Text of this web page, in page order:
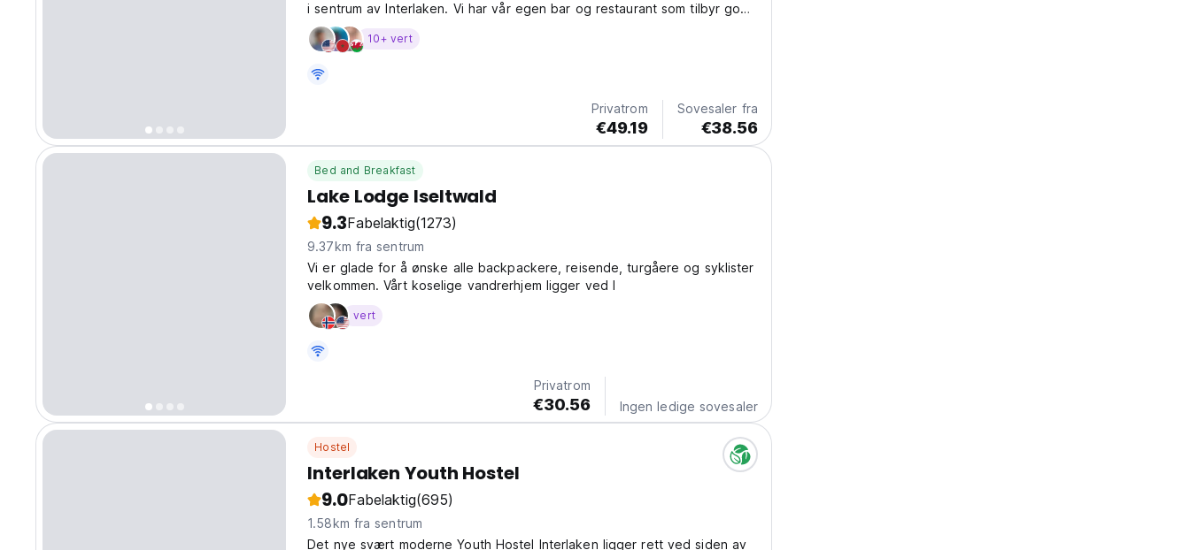
i sentrum av Interlaken. Vi har vår egen bar og restaurant som tilbyr god
mat og drikke til uslåelige priser
10+ vert
Privatrom
€49.19
Sovesaler fra
€38.56
Bed and Breakfast
Lake Lodge Iseltwald
9.3Fabelaktig(1273)
9.37km fra sentrum
Vi er glade for å ønske alle backpackere, reisende, turgåere og syklister
velkommen. Vårt koselige vandrerhjem ligger ved l
vert
Privatrom
€30.56 Ingen ledige sovesaler
Hostel
Interlaken Youth Hostel
9.0Fabelaktig(695)
1.58km fra sentrum
Det nye svært moderne Youth Hostel Interlaken ligger rett ved siden av